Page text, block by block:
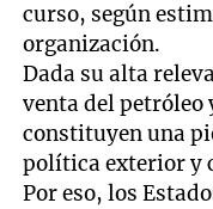
curso, según
organización.
Dada su alta
venta del petróleo
constituyen una
política exterior y
Por eso, los